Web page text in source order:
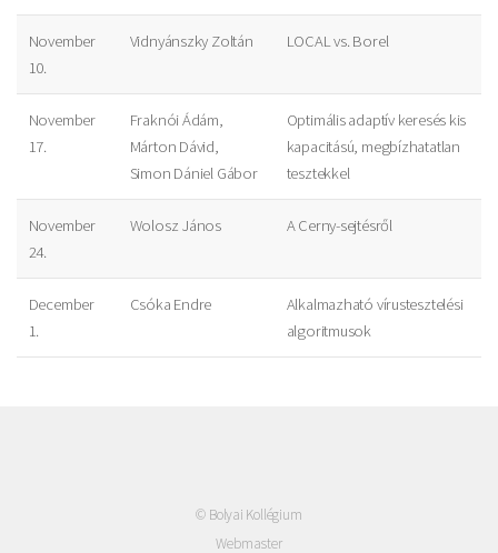
November
10.
Vidnyánszky Zoltán LOCAL vs. Borel
November
17.
Fraknói Ádám,
Márton Dávid,
Simon Dániel Gábor
Optimális adaptív keresés kis
kapacitású, megbízhatatlan
tesztekkel
November
24.
Wolosz János A Cerny-sejtésről
December
1.
Csóka Endre
Alkalmazható vírustesztelési
algoritmusok
© Bolyai Kollégium
Webmaster